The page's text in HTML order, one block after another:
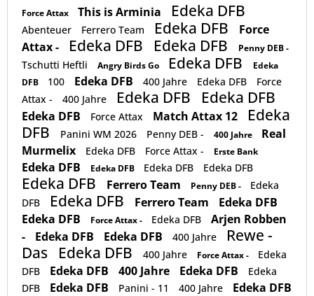
Force Attax This is Arminia Edeka DFB
Abenteuer Ferrero Team Edeka DFB
Force
Attax -
Edeka DFB Edeka DFB Penny DEB -
Tschutti Heftli Angry Birds Go Edeka DFB
Edeka
DFB
100 Edeka DFB 400 Jahre Edeka DFB
Force
Attax -
400 Jahre Edeka DFB Edeka DFB
Edeka DFB Force Attax Match Attax 12
Edeka
DFB
Panini WM 2026 Penny DEB - 400 Jahre
Real
Murmelix
Edeka DFB Force Attax - Erste Bank
Edeka DFB Edeka DFB Edeka DFB Edeka DFB
Edeka DFB Ferrero Team Penny DEB -
Edeka
DFB
Edeka DFB Ferrero Team
Edeka DFB
Edeka DFB
Force Attax - Edeka DFB
Arjen Robben
-
Edeka DFB Edeka DFB 400 Jahre
Rewe -
Das
Edeka DFB 400 Jahre Force Attax -
Edeka
DFB
Edeka DFB 400 Jahre Edeka DFB
Edeka
DFB
Edeka DFB Panini - 11 400 Jahre
Edeka DFB